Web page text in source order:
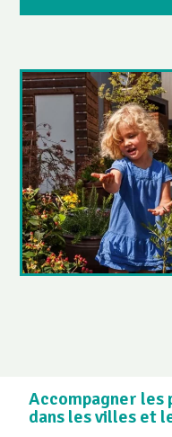
Accompagner les
dans les villes et